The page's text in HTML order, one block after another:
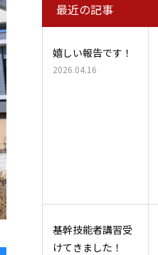
最近の記事
嬉しい報告です！
2026.04.16
基幹技能者講習受
けてきました！